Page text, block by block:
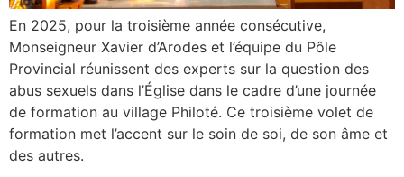
En 2025, pour la troisième année consécutive,
Monseigneur Xavier d’Arodes et l’équipe du Pôle
Provincial réunissent des experts sur la question des
abus sexuels dans l’Église dans le cadre d’une journée
de formation au village Philoté. Ce troisième volet de
formation met l’accent sur le soin de soi, de son âme et
des autres.